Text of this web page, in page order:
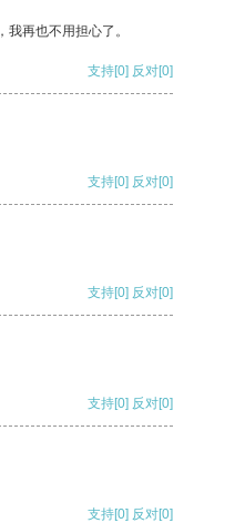
再也不用担心了。
支持[0] 反对[0]
支持[0] 反对[0]
支持[0] 反对[0]
支持[0] 反对[0]
支持[0] 反对[0]